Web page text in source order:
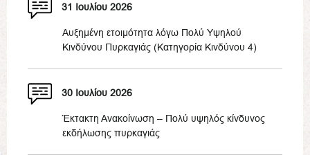
31 Ιουλίου 2026
Αυξημένη ετοιμότητα λόγω Πολύ Υψηλού
Κινδύνου Πυρκαγιάς (Κατηγορία Κινδύνου 4)
30 Ιουλίου 2026
Έκτακτη Ανακοίνωση – Πολύ υψηλός κίνδυνος
εκδήλωσης πυρκαγιάς